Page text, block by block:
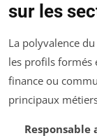
sur les
La polyvalence
les profils formés
finance ou
principaux